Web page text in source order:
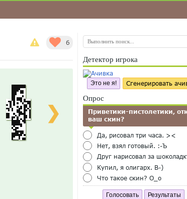
6
❯
Детектор игрока
Это не я! Сгенерировать
Опрос
Приветики-пистолетики,
ваш скин?
Да, рисовал три часа. ><
Нет, взял готовый. :-Ъ
Друг нарисовал за
Купил, я олигарх. B-)
Что такое скин? O_o
Голосовать Результаты